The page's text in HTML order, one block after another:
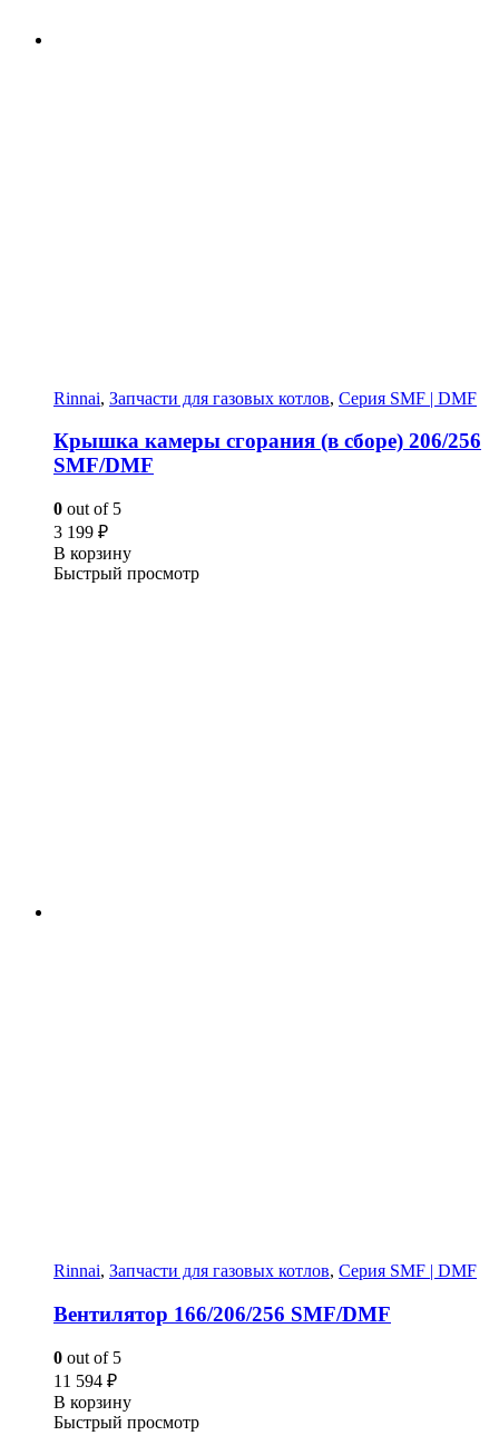
Rinnai, Запчасти для газовых котлов, Серия SMF | DMF
Крышка камеры сгорания (в сборе) 206/256
SMF/DMF
0 out of 5
3 199 ₽
В корзину
Быстрый просмотр
Rinnai, Запчасти для газовых котлов, Серия SMF | DMF
Вентилятор 166/206/256 SMF/DMF
0 out of 5
11 594 ₽
В корзину
Быстрый просмотр